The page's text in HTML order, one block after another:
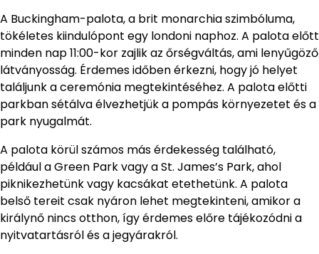
A Buckingham-palota, a brit monarchia szimbóluma,
tökéletes kiindulópont egy londoni naphoz. A palota előtt
minden nap 11:00-kor zajlik az őrségváltás, ami lenyűgöző
látványosság. Érdemes időben érkezni, hogy jó helyet
találjunk a ceremónia megtekintéséhez. A palota előtti
parkban sétálva élvezhetjük a pompás környezetet és a
park nyugalmát.
A palota körül számos más érdekesség található,
például a Green Park vagy a St. James’s Park, ahol
piknikezhetünk vagy kacsákat etethetünk. A palota
belső tereit csak nyáron lehet megtekinteni, amikor a
királynő nincs otthon, így érdemes előre tájékozódni a
nyitvatartásról és a jegyárakról.